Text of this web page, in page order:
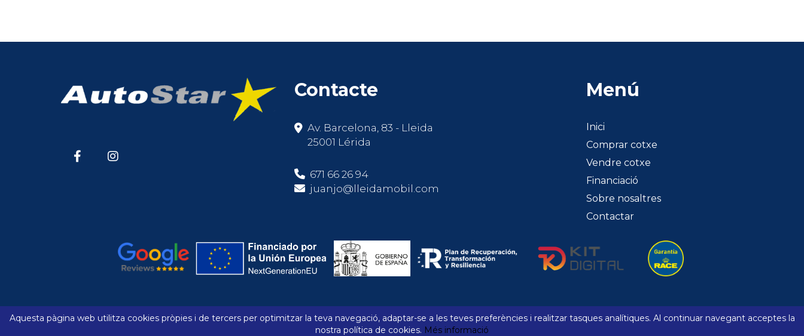
Contacte
Av. Barcelona, 83 - Lleida
25001 Lérida
671 66 26 94
juanjo@lleidamobil.com
Menú
Inici
Comprar cotxe
Vendre cotxe
Financiació
Sobre nosaltres
Contactar
Preferits Declaració d'accessibilitat
Aquesta pàgina web utilitza cookies pròpies i de tercers per optimitzar la teva navegació, adaptar-se a les teves preferències i realitzar tasques analítiques. Al continuar navegant acceptes la
nostra política de cookies. Més informació